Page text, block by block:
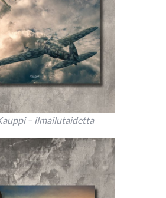
– ilmailutaidetta